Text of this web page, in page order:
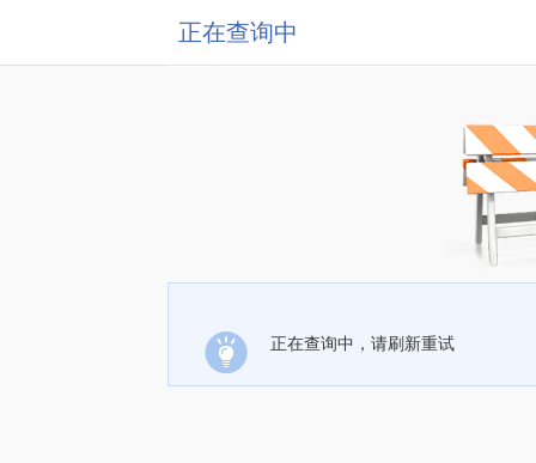
正在查询中
正在查询中，请刷新重试